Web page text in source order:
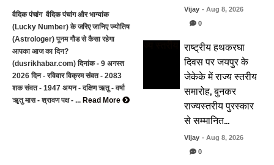
वैदिक पंचांग वैदिक पंचांग और भाग्यांक
(Lucky Number) के जरिए जानिए ज्योतिष
(Astrologer) पूनम गौड से कैसा रहेगा
आपका आज का दिन?
(dusrikhabar.com) दिनांक - 9 अगस्त
2026 दिन - रविवार विक्रम संवत - 2083
शक संवत - 1947 अयन - दक्षिण ऋतु - वर्षा
ॠतु मास - श्रावण पक्ष - ... Read More
Vijay - Aug 8, 2026
0
राष्ट्रीय हथकरघा
दिवस पर जयपुर के
जेकेके में राज्य स्तरीय
समारोह, बुनकर
राज्यस्तरीय पुरस्कार
से सम्मानित…
Vijay - Aug 8, 2026
0